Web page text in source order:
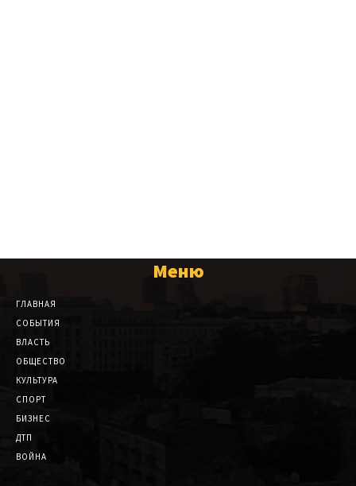
Меню
ГЛАВНАЯ
СОБЫТИЯ
ВЛАСТЬ
ОБЩЕСТВО
КУЛЬТУРА
СПОРТ
БИЗНЕС
ДТП
ВОЙНА